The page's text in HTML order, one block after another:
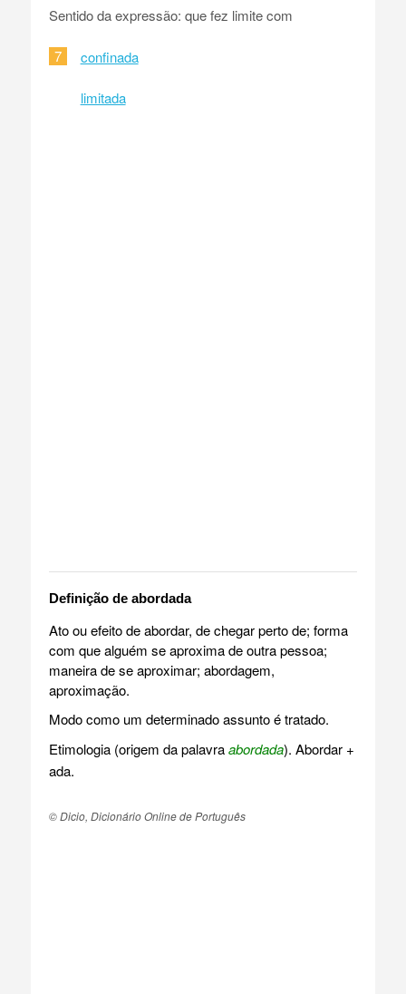
Sentido da expressão: que fez limite com
7 confinada
limitada
Definição de abordada
Ato ou efeito de abordar, de chegar perto de; forma
com que alguém se aproxima de outra pessoa;
maneira de se aproximar; abordagem,
aproximação.
Modo como um determinado assunto é tratado.
Etimologia (origem da palavraabordada). Abordar +
ada.
© Dicio, Dicionário Online de Português